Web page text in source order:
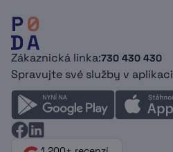
Zákaznická linka:730 430 430
Spravujte své služby v aplikaci